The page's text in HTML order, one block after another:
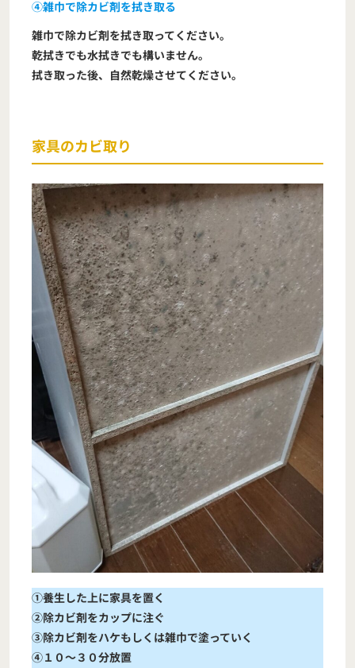
④雑巾で除カビ剤を拭き取る
雑巾で除カビ剤を拭き取ってください。
乾拭きでも水拭きでも構いません。
拭き取った後、自然乾燥させてください。
家具のカビ取り
①養生した上に家具を置く
②除カビ剤をカップに注ぐ
③除カビ剤をハケもしくは雑巾で塗っていく
④１０～３０分放置